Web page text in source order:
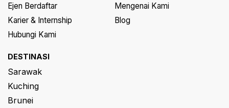
Ejen Berdaftar
Mengenai Kami
Karier & Internship
Blog
Hubungi Kami
DESTINASI
Sarawak
Kuching
Brunei